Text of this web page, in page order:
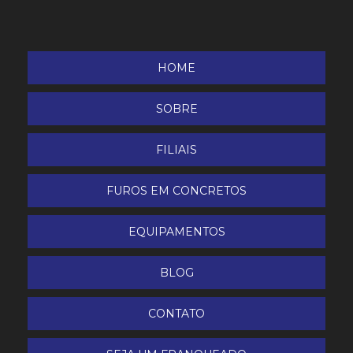
Motosoldador / Gerador à Diesel 10CV 2,2KW 220V
Partida Manual BD-W190 BRANCO
HOME
SOBRE
FILIAIS
FUROS EM CONCRETOS
EQUIPAMENTOS
BLOG
CONTATO